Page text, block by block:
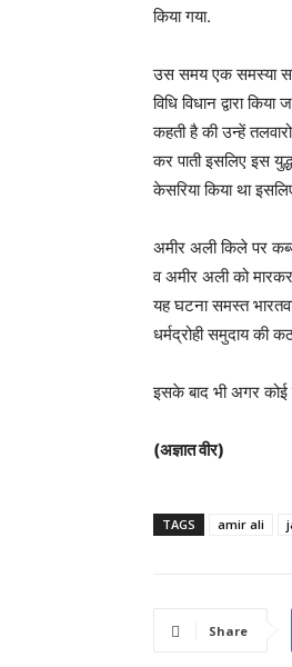
किया गया.
उस समय एक समस्या
विधि विधान द्वारा
कहती है की उन्हें
कर पाती इसलिए इस
केसरिया किया था
अमीर अली किले पर
व अमीर अली को
यह घटना समस्त
धर्मद्रोही समुदाय की
इसके बाद भी अगर कोई
(अज्ञात वीर)
TAGS amir ali
Share